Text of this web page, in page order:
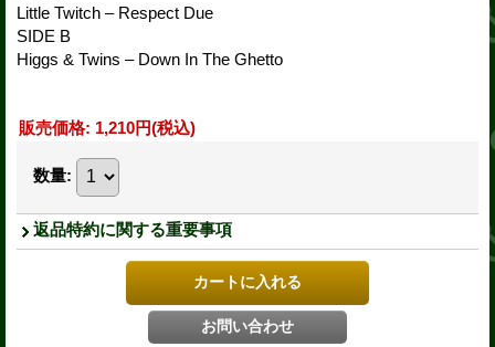
Little Twitch – Respect Due
SIDE B
Higgs & Twins – Down In The Ghetto
販売価格: 1,210円(税込)
数量:
返品特約に関する重要事項